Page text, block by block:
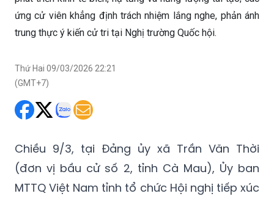
ứng cử viên khẳng định trách nhiệm lắng nghe, phản ánh
trung thực ý kiến cử tri tại Nghị trường Quốc hội.
Thứ Hai 09/03/2026 22:21
(GMT+7)
Chiều 9/3, tại Đảng ủy xã Trần Văn Thời
(đơn vị bầu cử số 2, tỉnh Cà Mau), Ủy ban
MTTQ Việt Nam tỉnh tổ chức Hội nghị tiếp xúc